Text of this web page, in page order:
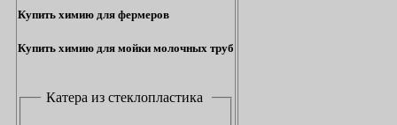
Купить химию для фермеров
Купить химию для мойки молочных труб
Катера из стеклопластика